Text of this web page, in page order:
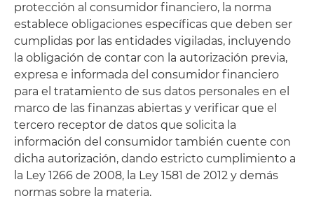
protección al consumidor financiero, la norma
establece obligaciones específicas que deben ser
cumplidas por las entidades vigiladas, incluyendo
la obligación de contar con la autorización previa,
expresa e informada del consumidor financiero
para el tratamiento de sus datos personales en el
marco de las finanzas abiertas y verificar que el
tercero receptor de datos que solicita la
información del consumidor también cuente con
dicha autorización, dando estricto cumplimiento a
la Ley 1266 de 2008, la Ley 1581 de 2012 y demás
normas sobre la materia.